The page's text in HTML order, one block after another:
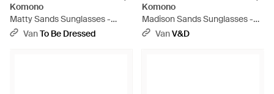
Komono
Matty Sands Sunglasses -
Blauw
VanTo Be Dressed
Komono
Madison Sands Sunglasses -
PaarsVanV&D